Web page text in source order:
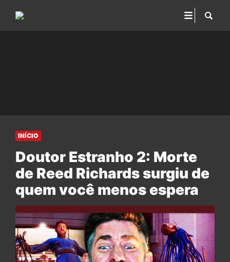
INÍCIO
Doutor Estranho 2: Morte
de Reed Richards surgiu de
quem você menos espera